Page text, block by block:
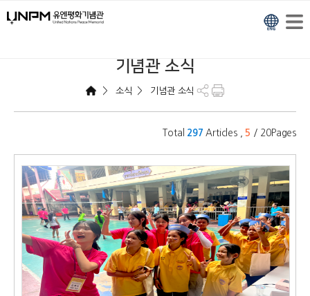
기념관 소식
> 소식 > 기념관 소식
Total 297Articles , 5 / 20Pages